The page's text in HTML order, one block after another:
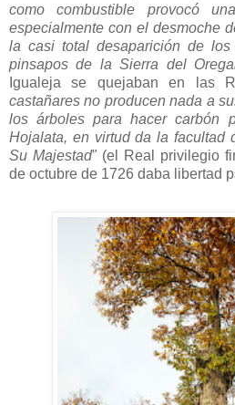
como combustible provocó
especialmente con el desmoche
la casi total desaparición de
pinsapos de la Sierra del
Igualeja se quejaban en las
castañares no producen nada a
los árboles para hacer carbón
Hojalata, en virtud da la facultad
Su Majestad" (el Real privilegio
de octubre de 1726 daba libertad